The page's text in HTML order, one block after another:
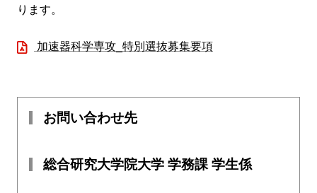
ります。
加速器科学専攻_特別選抜募集要項
お問い合わせ先
総合研究大学院大学 学務課 学生係